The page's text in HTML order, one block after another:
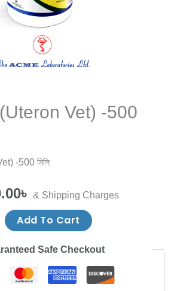
(Uteron Vet) -500
-500 মিলি
৳ & Shipping Charges
Add To Cart
Safe Checkout